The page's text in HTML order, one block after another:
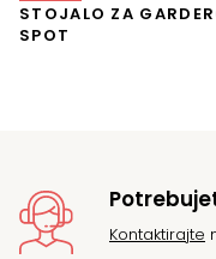
STOJALO ZA
SPOT
Kontaktirajte